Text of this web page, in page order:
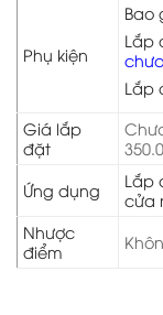
Phụ kiện
Bao
Lắp
Lắp
Giá lắp
đặt
Ứng dụng
Lắp
cửa
Nhược
điểm